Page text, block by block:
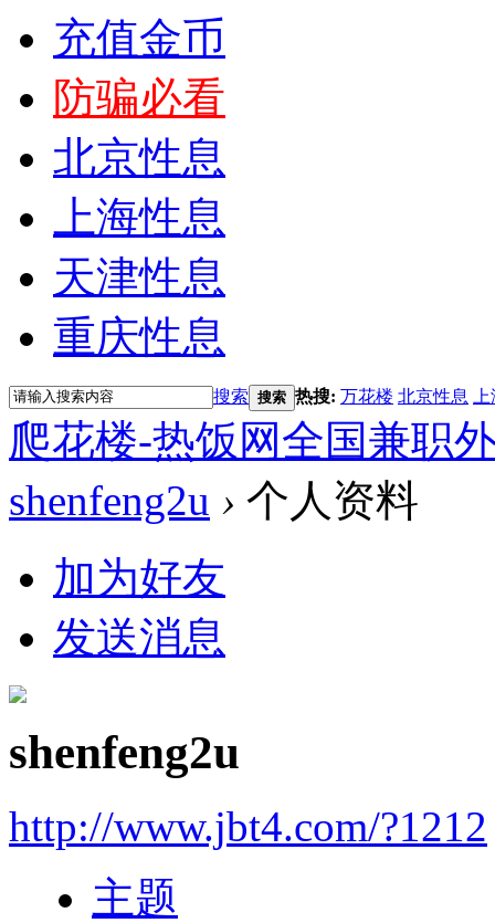
充值金币
防骗必看
北京性息
上海性息
天津性息
重庆性息
搜索 搜索 热搜: 万花楼 北京性息
爬花楼-热饭网全国兼职
shenfeng2u › 个人资料
加为好友
发送消息
shenfeng2u
http://www.jbt4.com/?1212
主题